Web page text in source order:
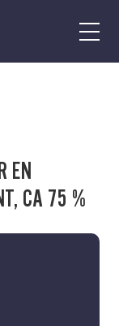
Open
EN
CA 75 %